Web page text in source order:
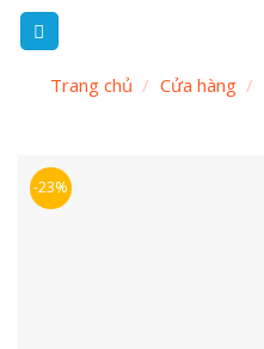
Skip
Trang chủ / Cửa hàng /
-23%